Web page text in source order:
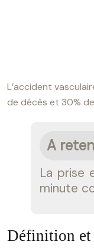
L’accident
de décès et 30%
A
La prise
minute
Définition et